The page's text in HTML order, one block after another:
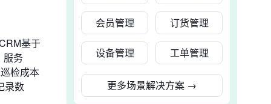
基于
服务
检成本
录数
会员管理 订货管理
设备管理 工单管理
更多场景解决方案 →